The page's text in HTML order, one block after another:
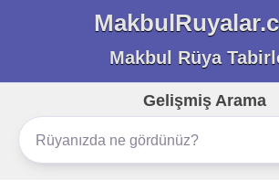
Makbul Rüya
Gelişmiş Arama